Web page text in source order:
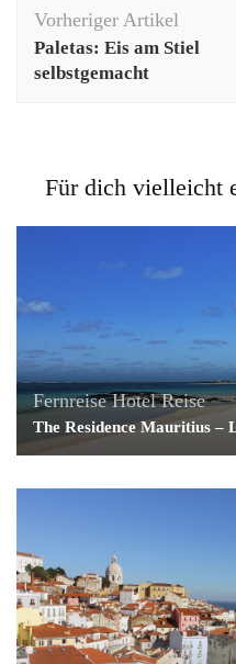
Vorheriger Artikel
Paletas: Eis am Stiel
selbstgemacht
Für dich vielleicht
Fernreise Hotel Reise
The Residence Mauritius –